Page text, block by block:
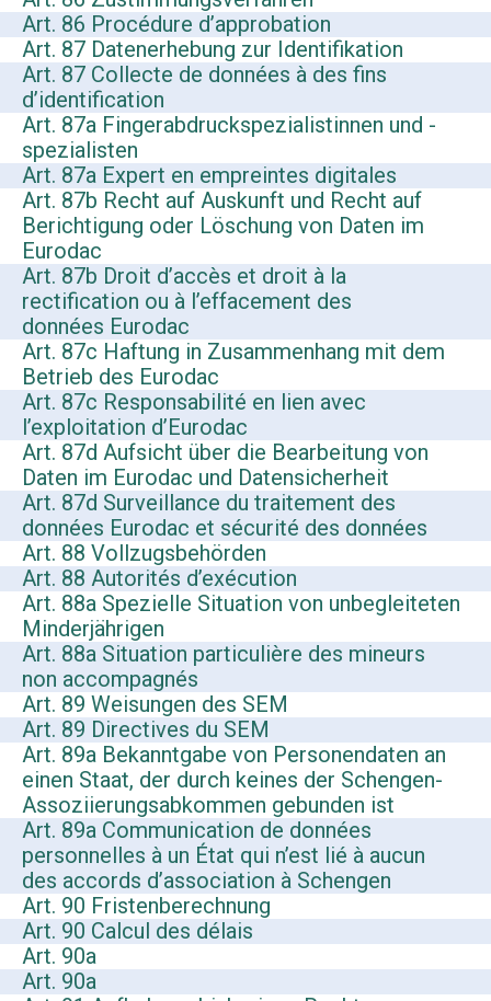
Art. 86 Procédure d’approbation
Art. 87 Datenerhebung zur Identifikation
Art. 87 Collecte de données à des fins
d’identification
Art. 87a Fingerabdruckspezialistinnen und -
spezialisten
Art. 87a Expert en empreintes digitales
Art. 87b Recht auf Auskunft und Recht auf
Berichtigung oder Löschung von Daten im
Eurodac
Art. 87b Droit d’accès et droit à la
rectification ou à l’effacement des
données Eurodac
Art. 87c Haftung in Zusammenhang mit dem
Betrieb des Eurodac
Art. 87c Responsabilité en lien avec
l’exploitation d’Eurodac
Art. 87d Aufsicht über die Bearbeitung von
Daten im Eurodac und Datensicherheit
Art. 87d Surveillance du traitement des
données Eurodac et sécurité des données
Art. 88 Vollzugsbehörden
Art. 88 Autorités d’exécution
Art. 88a Spezielle Situation von unbegleiteten
Minderjährigen
Art. 88a Situation particulière des mineurs
non accompagnés
Art. 89 Weisungen des SEM
Art. 89 Directives du SEM
Art. 89a Bekanntgabe von Personendaten an
einen Staat, der durch keines der Schengen-
Assoziierungsabkommen gebunden ist
Art. 89a Communication de données
personnelles à un État qui n’est lié à aucun
des accords d’association à Schengen
Art. 90 Fristenberechnung
Art. 90 Calcul des délais
Art. 90a
Art. 90a